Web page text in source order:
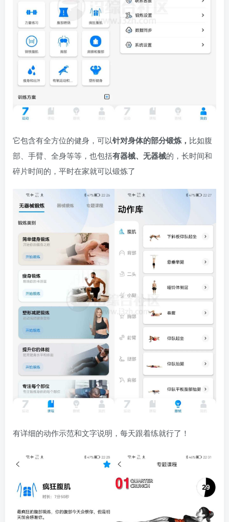
它包含有全方位的健身，可以针对身体的部分锻炼， 比如腹
部、手臂、全身等等，也包括有器械、无器械的，长时间和
碎片时间的，平时在家就可以锻炼了
有详细的动作示范和文字说明，每天跟着练就行了！